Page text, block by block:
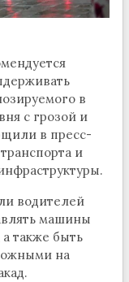
в
с грозой и
в пресс-
и
водителей
машины
также быть
на